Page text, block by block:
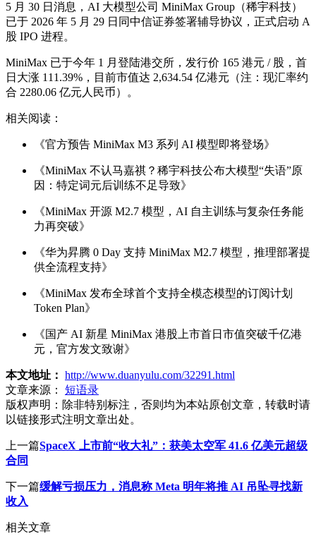
5 月 30 日消息，AI 大模型公司 MiniMax Group（稀宇科技）
已于 2026 年 5 月 29 日同中信证券签署辅导协议，正式启动 A
股 IPO 进程。
MiniMax 已于今年 1 月登陆港交所，发行价 165 港元 / 股，首
日大涨 111.39%，目前市值达 2,634.54 亿港元（注：现汇率约
合 2280.06 亿元人民币）。
相关阅读：
《官方预告 MiniMax M3 系列 AI 模型即将登场》
《MiniMax 不认马嘉祺？稀宇科技公布大模型“失语”原
因：特定词元后训练不足导致》
《MiniMax 开源 M2.7 模型，AI 自主训练与复杂任务能
力再突破》
《华为昇腾 0 Day 支持 MiniMax M2.7 模型，推理部署提
供全流程支持》
《MiniMax 发布全球首个支持全模态模型的订阅计划
Token Plan》
《国产 AI 新星 MiniMax 港股上市首日市值突破千亿港
元，官方发文致谢》
本文地址： http://www.duanyulu.com/32291.html
文章来源：
短语录
版权声明： 除非特别标注，否则均为本站原创文章，转载时请
以链接形式注明文章出处。
上一篇SpaceX 上市前“收大礼”：获美太空军 41.6 亿美元超级
合同
下一篇缓解亏损压力，消息称 Meta 明年将推 AI 吊坠寻找新
收入
相关文章